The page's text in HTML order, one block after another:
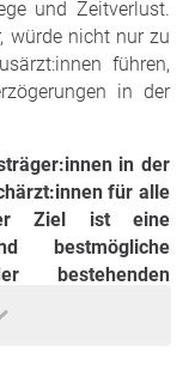
und Zeitverlust.
würde nicht nur zu
führen,
in der
in der
für alle
Ziel ist eine
bestmögliche
bestehenden